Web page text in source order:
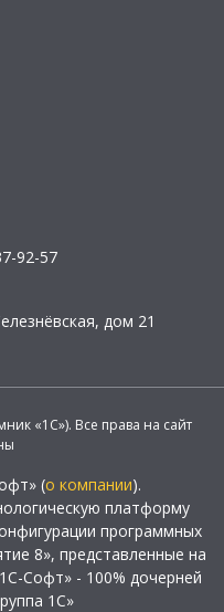
92-57
дом 21
«1С»). Все права на сайт
(о компании).
платформу
программных
8», представленные на
Софт» - 100% дочерней
1С»